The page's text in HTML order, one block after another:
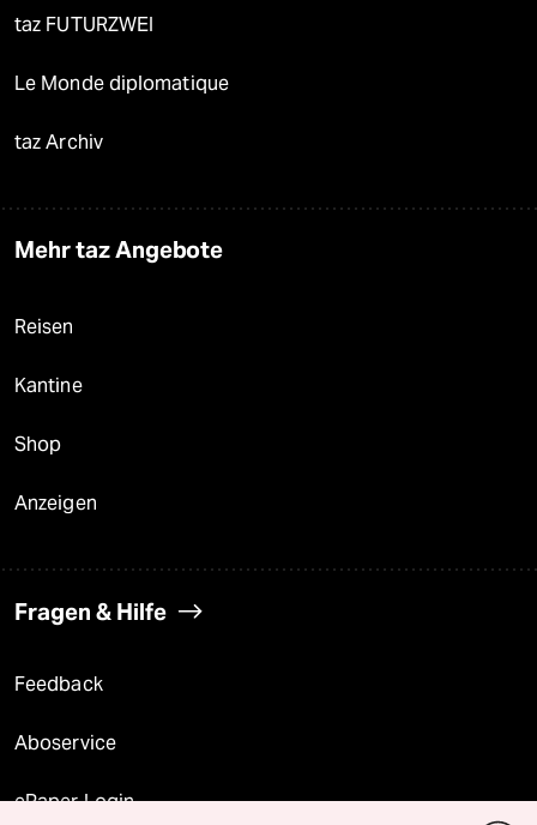
taz FUTURZWEI
Le Monde diplomatique
taz Archiv
Mehr taz Angebote
Reisen
Kantine
Shop
Anzeigen
Fragen & Hilfe
Feedback
Aboservice
ePaper Login